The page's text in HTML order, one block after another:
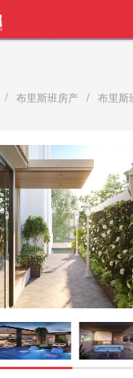
VIP服务，助您
/ 布里斯班房产 / 布里斯